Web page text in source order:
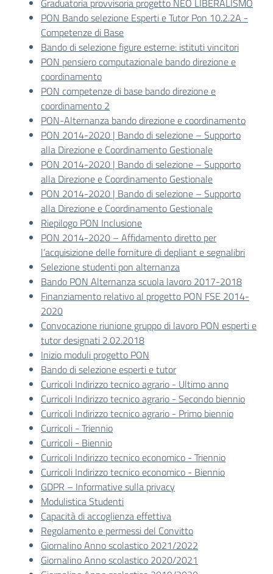
Graduatoria provvisoria progetto NEO LIBERALISMO
PON Bando selezione Esperti e Tutor Pon 10.2.2A -
Competenze di Base
Bando di selezione figure esterne: istituti vincitori
PON pensiero computazionale bando direzione e
coordinamento
PON competenze di base bando direzione e
coordinamento 2
PON-Alternanza bando direzione e coordinamento
PON 2014-2020 | Bando di selezione – Supporto
alla Direzione e Coordinamento Gestionale
PON 2014-2020 | Bando di selezione – Supporto
alla Direzione e Coordinamento Gestionale
PON 2014-2020 | Bando di selezione – Supporto
alla Direzione e Coordinamento Gestionale
Riepilogo PON Inclusione
PON 2014-2020 – Affidamento diretto per
l’acquisizione delle forniture di depliant e segnalibri
Selezione studenti pon alternanza
Bando PON Alternanza scuola lavoro 2017-2018
Finanziamento relativo al progetto PON FSE 2014-
2020
Convocazione riunione gruppo di lavoro PON esperti e
tutor designati 2.02.2018
Inizio moduli progetto PON
Bando di selezione esperti e tutor
Curricoli Indirizzo tecnico agrario - Ultimo anno
Curricoli Indirizzo tecnico agrario - Secondo biennio
Curricoli Indirizzo tecnico agrario - Primo biennio
Curricoli - Triennio
Curricoli - Biennio
Curricoli Indirizzo tecnico economico - Triennio
Curricoli Indirizzo tecnico economico - Biennio
GDPR – Informative sulla privacy
Modulistica Studenti
Capacità di accoglienza effettiva
Regolamento e permessi del Convitto
Giornalino Anno scolastico 2021/2022
Giornalino Anno scolastico 2020/2021